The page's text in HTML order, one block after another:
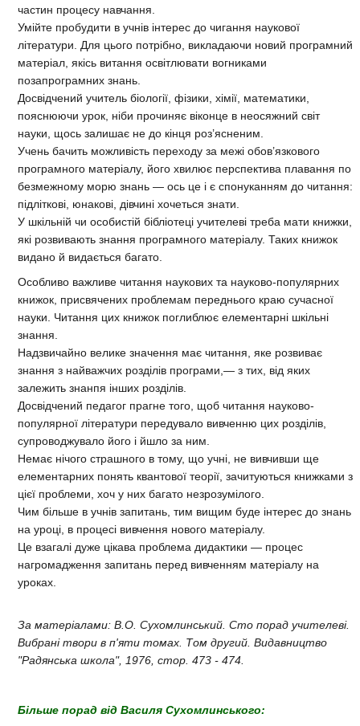
частин процесу навчання.
Умійте пробудити в учнів інтерес до чигання наукової
літератури. Для цього потрібно, викладаючи новий програмний
матеріал, якісь витання освітлювати вогниками
позапрограмних знань.
Досвідчений учитель біології, фізики, хімії, математики,
пояснюючи урок, ніби прочиняє віконце в неосяжний світ
науки, щось залишає не до кінця роз’ясненим.
Учень бачить можливість переходу за межі обов’язкового
програмного матеріалу, його хвилює перспектива плавання по
безмежному морю знань — ось це і є спонуканням до читання:
підліткові, юнакові, дівчині хочеться знати.
У шкільній чи особистій бібліотеці учителеві треба мати книжки,
які розвивають знання програмного матеріалу. Таких книжок
видано й видається багато.
Особливо важливе читання наукових та науково-популярних
книжок, присвячених проблемам переднього краю сучасної
науки. Читання цих книжок поглиблює елементарні шкільні
знання.
Надзвичайно велике значення має читання, яке розвиває
знання з найважчих розділів програми,— з тих, від яких
залежить знанпя інших розділів.
Досвідчений педагог прагне того, щоб читання науково-
популярної літератури передувало вивченню цих розділів,
супроводжувало його і йшло за ним.
Немає нічого страшного в тому, що учні, не вивчивши ще
елементарних понять квантової теорії, зачитуються книжками з
цієї проблеми, хоч у них багато незрозумілого.
Чим більше в учнів запитань, тим вищим буде інтерес до знань
на уроці, в процесі вивчення нового матеріалу.
Це взагалі дуже цікава проблема дидактики — процес
нагромадження запитань перед вивченням матеріалу на
уроках.
За матеріалами: В.О. Сухомлинський. Сто порад учителеві.
Вибрані твори в п'яти томах. Том другий. Видавництво
"Радянська школа", 1976, стор. 473 - 474.
Більше порад від Василя Сухомлинського: